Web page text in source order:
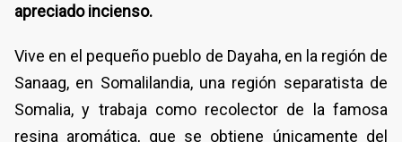
apreciado incienso.
Vive en el pequeño pueblo de Dayaha, en la región de
Sanaag, en Somalilandia, una región separatista de
Somalia, y trabaja como recolector de la famosa
resina aromática, que se obtiene únicamente del